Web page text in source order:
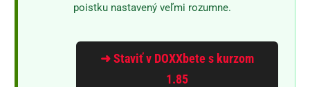
poistku nastavený veľmi rozumne.
➜ Staviť v DOXXbete s kurzom
1.85